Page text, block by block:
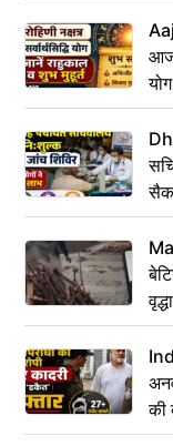
आज
की